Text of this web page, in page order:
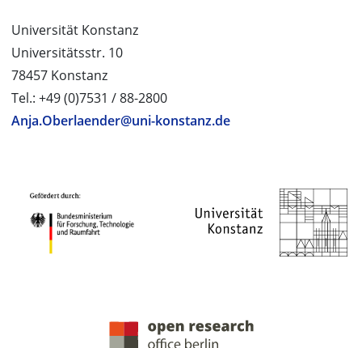
Universität Konstanz
Universitätsstr. 10
78457 Konstanz
Tel.: +49 (0)7531 / 88-2800
Anja.Oberlaender@uni-konstanz.de